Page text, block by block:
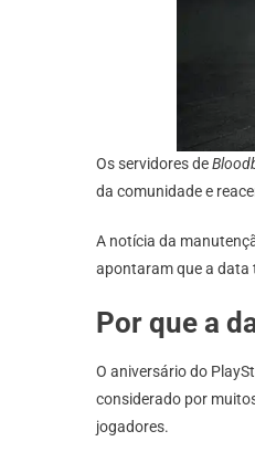
Os servidores de
da comunidade e
A notícia da
apontaram que a data
Por que a
O aniversário do
considerado por
jogadores.